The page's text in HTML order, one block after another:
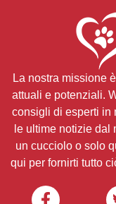
La nostra missione
attuali e potenziali.
consigli di esperti in
le ultime notizie dal
un cucciolo o solo
qui per fornirti tutto